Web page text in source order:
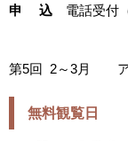
申 込 電話受付
第5回 2～3月 ア
無料観覧日